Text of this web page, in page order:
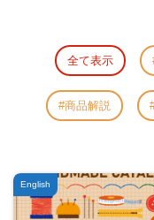
全て表示
商品解説
English